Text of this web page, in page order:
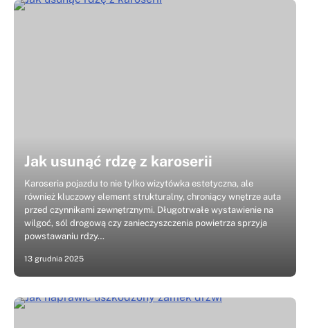
Jak usunąć rdzę z karoserii
Karoseria pojazdu to nie tylko wizytówka estetyczna, ale
również kluczowy element strukturalny, chroniący wnętrze auta
przed czynnikami zewnętrznymi. Długotrwałe wystawienie na
wilgoć, sól drogową czy zanieczyszczenia powietrza sprzyja
powstawaniu rdzy…
13 grudnia 2025